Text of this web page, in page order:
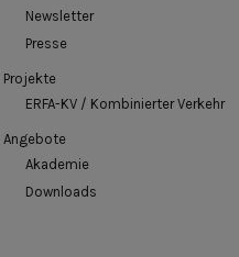
Newsletter
Presse
Projekte
ERFA-KV / Kombinierter Verkehr
Angebote
Akademie
Downloads